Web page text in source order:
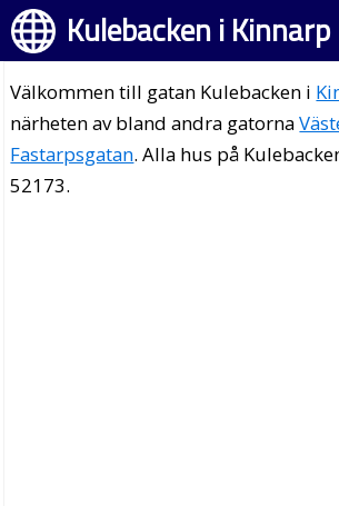
Kulebacken i Kinnarp
Välkommen till gatan Kulebacken i
närheten av bland andra gatorna
Fastarpsgatan. Alla hus på
52173.